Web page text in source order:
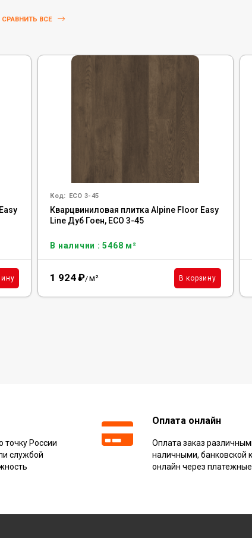
СРАВНИТЬ ВСЕ
Код: ECO 3-45
Кварцвиниловая плитка Alpine Floor Easy
Line Дуб Гоен, ЕСО 3-45
В наличии : 5468 м²
1 924₽/м² В корзину
России
службой
Оплата онлайн
Оплата заказ
наличными, банковской
онлайн через